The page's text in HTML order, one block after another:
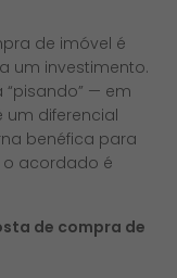
de imóvel é
um investimento.
— em
diferencial
benéfica para
acordado é
de compra de